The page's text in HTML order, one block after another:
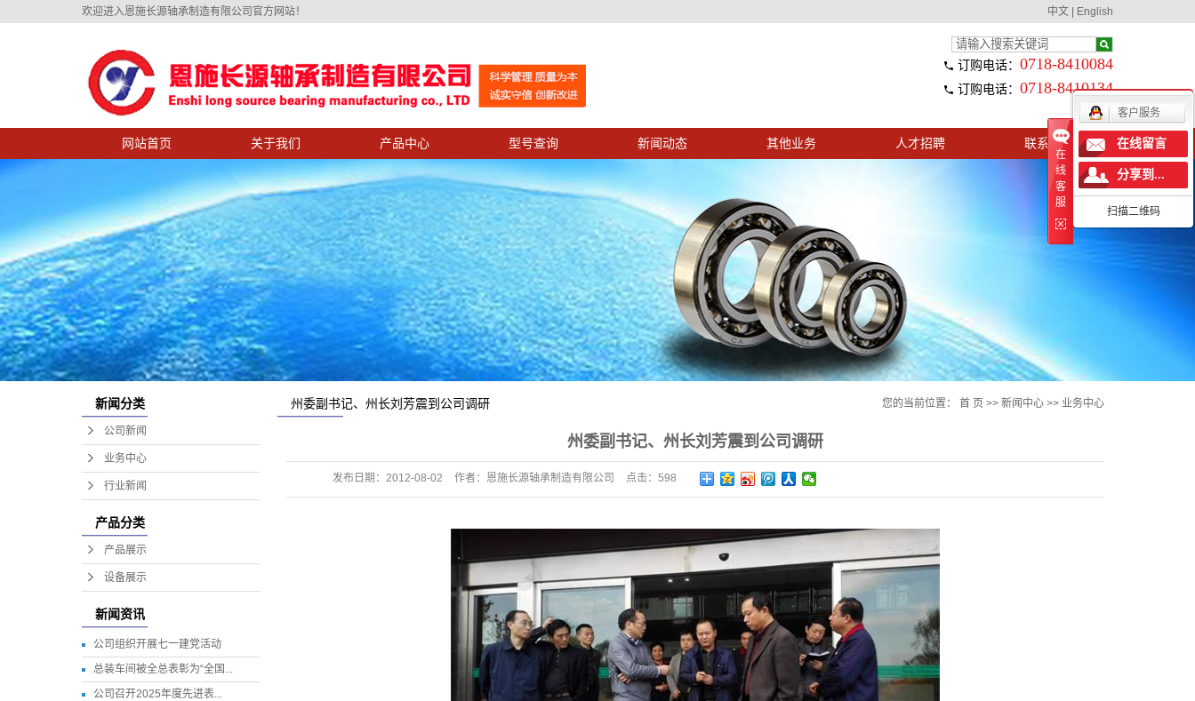
欢迎进入恩施长源轴承制造有限公司官方网站！ 中文 English
订购电话： 0718-8410084
订购电话： 0718-8410134
网站首页 关于我们
公司简介
总经理致辞
资质荣誉
长源剪影
企业文化
产品中心
产品展示
设备展示
型号查询 新闻动态
业务中心
行业新闻
其他业务 人才招聘 联系我们
新闻分类
公司新闻
业务中心
行业新闻
产品分类
产品展示
设备展示
新闻资讯
公司组织开展七一建党活动
总装车间被全总表彰为“全国...
公司召开2025年度先进表...
州委副书记、州长刘芳震到公司调研 您的当前位置： 首 页 >> 新闻中心 >> 业务中心
州委副书记、州长刘芳震到公司调研
发布日期： 2012-08-02 作者： 恩施长源轴承制造有限公司 点击： 598
在
线
客
服
客户服务
在线留言
分享到...
扫描二维码